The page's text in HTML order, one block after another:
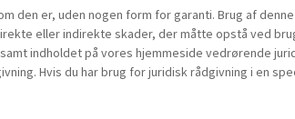
den er, uden nogen form for garanti. Brug af
eller indirekte skader, der måtte opstå ved
indholdet på vores hjemmeside vedrørende
Hvis du har brug for juridisk rådgivning i en